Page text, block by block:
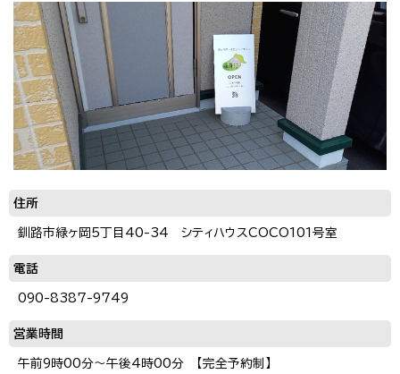
住所
釧路市緑ヶ岡5丁目40-34 シティハウスCOCO101号室
電話
090-8387-9749
営業時間
午前9時00分～午後4時00分 【完全予約制】